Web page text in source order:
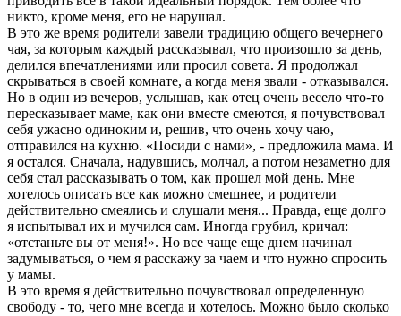
никто, кроме меня, его не нарушал.
В это же время родители завели традицию общего вечернего
чая, за которым каждый рассказывал, что произошло за день,
делился впечатлениями или просил совета. Я продолжал
скрываться в своей комнате, а когда меня звали - отказывался.
Но в один из вечеров, услышав, как отец очень весело что-то
пересказывает маме, как они вместе смеются, я почувствовал
себя ужасно одиноким и, решив, что очень хочу чаю,
отправился на кухню. «Посиди с нами», - предложила мама. И
я остался. Сначала, надувшись, молчал, а потом незаметно для
себя стал рассказывать о том, как прошел мой день. Мне
хотелось описать все как можно смешнее, и родители
действительно смеялись и слушали меня... Правда, еще долго
я испытывал их и мучился сам. Иногда грубил, кричал:
«отстаньте вы от меня!». Но все чаще еще днем начинал
задумываться, о чем я расскажу за чаем и что нужно спросить
у мамы.
В это время я действительно почувствовал определенную
свободу - то, чего мне всегда и хотелось. Можно было сколько